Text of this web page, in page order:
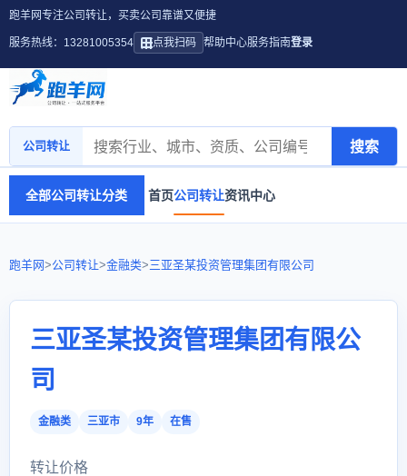
跑羊网专注公司转让，买卖公司靠谱又便捷
服务热线：13281005354 点我扫码 帮助中心服务指南登录
公司转让 搜索
全部公司转让分类 首页公司转让资讯中心
跑羊网>公司转让>金融类>三亚圣某投资管理集团有限公司
三亚圣某投资管理集团有限公
司
金融类 三亚市 9年 在售
转让价格